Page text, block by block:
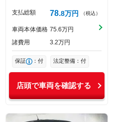
支払総額 78 8万円 （税込）
車両本体価格 75 6万円
諸費用
3 2万円
保証 ：付 法定整備：付
店頭で車両を確認する